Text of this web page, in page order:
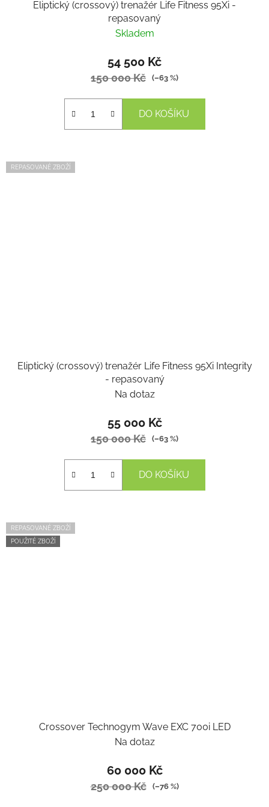
Eliptický (crossový) trenažér Life Fitness 95Xi -
repasovaný
Skladem
54 500 Kč
150 000 Kč (–63 %)
DO KOŠÍKU
REPASOVANÉ ZBOŽÍ
Eliptický (crossový) trenažér Life Fitness 95Xi Integrity
- repasovaný
Na dotaz
55 000 Kč
150 000 Kč (–63 %)
DO KOŠÍKU
REPASOVANÉ ZBOŽÍ
POUŽITÉ ZBOŽÍ
Crossover Technogym Wave EXC 700i LED
Na dotaz
60 000 Kč
250 000 Kč (–76 %)